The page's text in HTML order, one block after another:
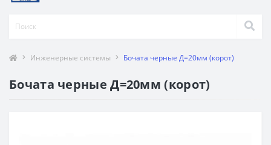
Инженерные системы Бочата черные Д=20мм (корот)
Бочата черные Д=20мм (корот)